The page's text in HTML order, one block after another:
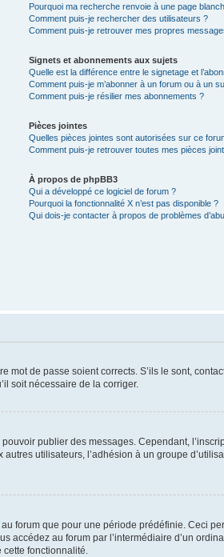
Pourquoi ma recherche renvoie à une page
Comment puis-je rechercher des utilisateurs ?
Comment puis-je retrouver mes propres
Signets et abonnements aux sujets
Quelle est la différence entre le signetage et
Comment puis-je m’abonner à un forum ou à un
Comment puis-je résilier mes abonnements ?
Pièces jointes
Quelles pièces jointes sont autorisées sur ce
Comment puis-je retrouver toutes mes pièces
À propos de phpBB3
Qui a développé ce logiciel de forum ?
Pourquoi la fonctionnalité X n’est pas disponible ?
Qui dois-je contacter à propos de problèmes
de passe soient corrects. S’ils le sont,
soit nécessaire de la corriger.
publier des messages. Cependant,
utilisateurs, l’adhésion à un groupe
forum que pour une période prédéfinie. Ceci
au forum par l’intermédiaire d’un
cette fonctionnalité.